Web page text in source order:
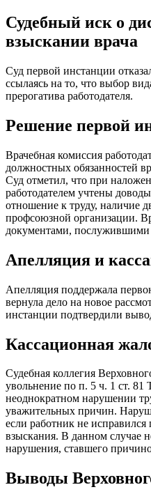
Судебный иск о
взыскании врача
Суд первой инстанции
ссылаясь на то, что выбор
прерогатива работодателя.
Решение первой
Врачебная комиссия
должностных обязанностей
Суд отметил, что при
работодателем учтены
отношение к труду, наличие
профсоюзной организации.
документами, послужившими
Апелляция и
Апелляция поддержала
вернула дело на новое
инстанции подтвердили
Кассационная
Судебная коллегия
увольнение по п. 5 ч. 1 ст. 81
неоднократном нарушении
уважительных причин.
если работник не
взыскания. В данном случае
нарушения, ставшего
Выводы